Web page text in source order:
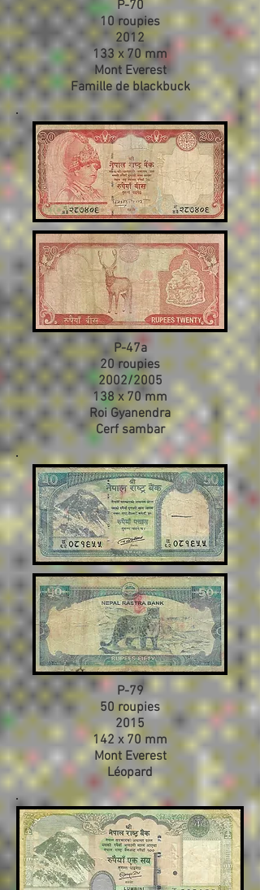
P-70
10 roupies
2012
133 x 70 mm
Mont Everest
Famille de blackbuck
P-47a
20 roupies
2002/2005
138 x 70 mm
Roi Gyanendra
Cerf sambar
P-79
50 roupies
2015
142 x 70 mm
Mont Everest
Léopard